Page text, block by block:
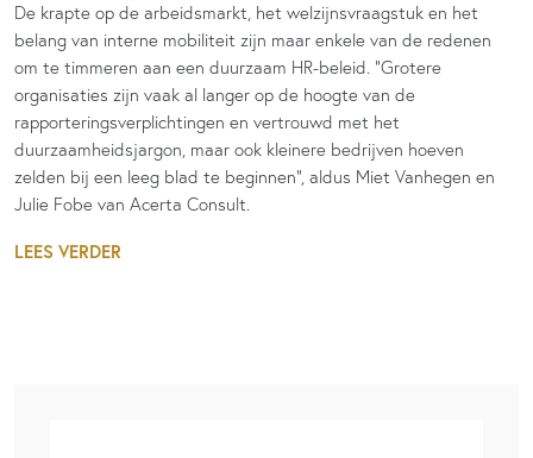
De krapte op de arbeidsmarkt, het welzijnsvraagstuk en het
belang van interne mobiliteit zijn maar enkele van de redenen
om te timmeren aan een duurzaam HR-beleid. “Grotere
organisaties zijn vaak al langer op de hoogte van de
rapporteringsverplichtingen en vertrouwd met het
duurzaamheidsjargon, maar ook kleinere bedrijven hoeven
zelden bij een leeg blad te beginnen”, aldus Miet Vanhegen en
Julie Fobe van Acerta Consult.
LEES VERDER